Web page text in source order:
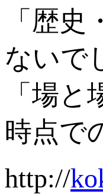
「歴
ないで
「場
時点で
http://